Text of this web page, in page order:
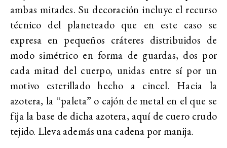
ambas mitades. Su decoración incluye el recurso
técnico del planeteado que en este caso se
expresa en pequeños cráteres distribuidos de
modo simétrico en forma de guardas, dos por
cada mitad del cuerpo, unidas entre sí por un
motivo esterillado hecho a cincel. Hacia la
azotera, la “paleta” o cajón de metal en el que se
fija la base de dicha azotera, aquí de cuero crudo
tejido. Lleva además una cadena por manija.